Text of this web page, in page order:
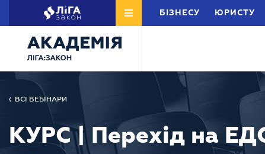
БІЗНЕСУ ЮРИСТУ
ВСІ ВЕБІНАРИ
КУРС | Перехід на